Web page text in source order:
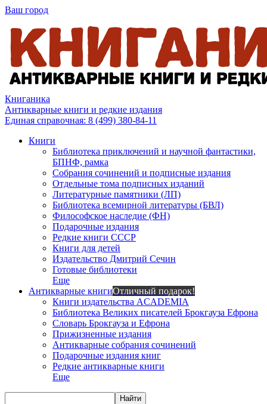
Ваш город
Книганика
Антикварные книги и редкие издания
Единая справочная: 8 (499) 380-84-11
Книги
Библиотека приключений и научной фантастики,
БПНФ, рамка
Собрания сочинений и подписные издания
Отдельные тома подписных изданий
Литературные памятники (ЛП)
Библиотека всемирной литературы (БВЛ)
Философское наследие (ФН)
Подарочные издания
Редкие книги СССР
Книги для детей
Издательство Дмитрий Сечин
Готовые библиотеки
Еще
Антикварные книгиОтличный подарок!
Книги издательства ACADEMIA
Библиотека Великих писателей Брокгауза Ефрона
Словарь Брокгауза и Ефрона
Прижизненные издания
Антикварные собрания сочинений
Подарочные издания книг
Редкие антикварные книги
Еще
Найти